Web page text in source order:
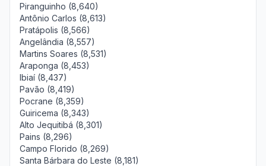
Piranguinho (8,640)
Antônio Carlos (8,613)
Pratápolis (8,566)
Angelândia (8,557)
Martins Soares (8,531)
Araponga (8,453)
Ibiaí (8,437)
Pavão (8,419)
Pocrane (8,359)
Guiricema (8,343)
Alto Jequitibá (8,301)
Pains (8,296)
Campo Florido (8,269)
Santa Bárbara do Leste (8,181)